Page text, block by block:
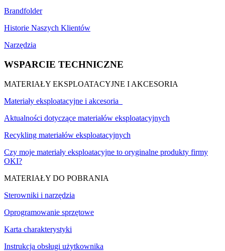
Brandfolder
Historie Naszych Klientów
Narzędzia
WSPARCIE TECHNICZNE
MATERIAŁY EKSPLOATACYJNE I AKCESORIA
Materiały eksploatacyjne i akcesoria
Aktualności dotyczące materiałów eksploatacyjnych
Recykling materiałów eksploatacyjnych
Czy moje materiały eksploatacyjne to oryginalne produkty firmy
OKI?
MATERIAŁY DO POBRANIA
Sterowniki i narzędzia
Oprogramowanie sprzętowe
Karta charakterystyki
Instrukcja obsługi użytkownika